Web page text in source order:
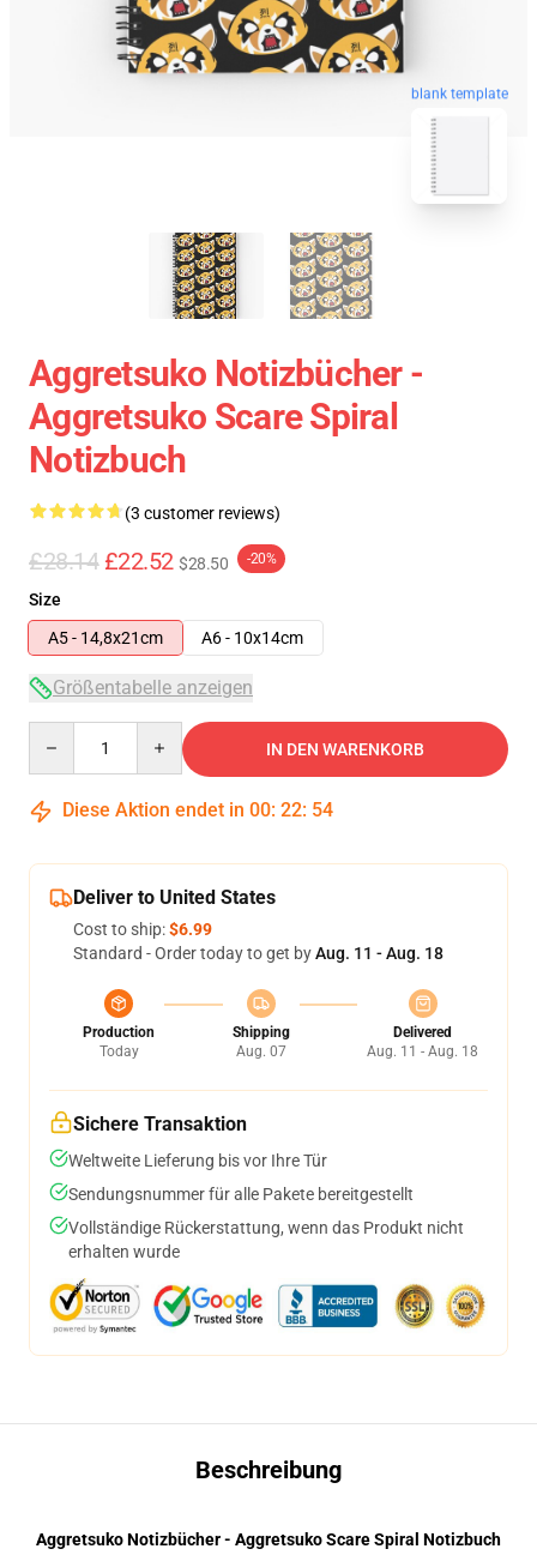
blank template
Aggretsuko Notizbücher -
Aggretsuko Scare Spiral
Notizbuch
(3 customer reviews)
£28.14 £22.52 $28.50 -20%
Size
A5 - 14,8x21cm
A6 - 10x14cm
Größentabelle anzeigen
IN DEN WARENKORB
Diese Aktion endet in 00: 22: 53
Deliver to United States
Cost to ship:$6.99
Standard - Order today to get byAug. 11 - Aug. 18
Production
Today
Shipping
Aug. 07
Delivered
Aug. 11 - Aug. 18
Sichere Transaktion
Weltweite Lieferung bis vor Ihre Tür
Sendungsnummer für alle Pakete bereitgestellt
Vollständige Rückerstattung, wenn das Produkt nicht
erhalten wurde
Beschreibung
Aggretsuko Notizbücher - Aggretsuko Scare Spiral Notizbuch